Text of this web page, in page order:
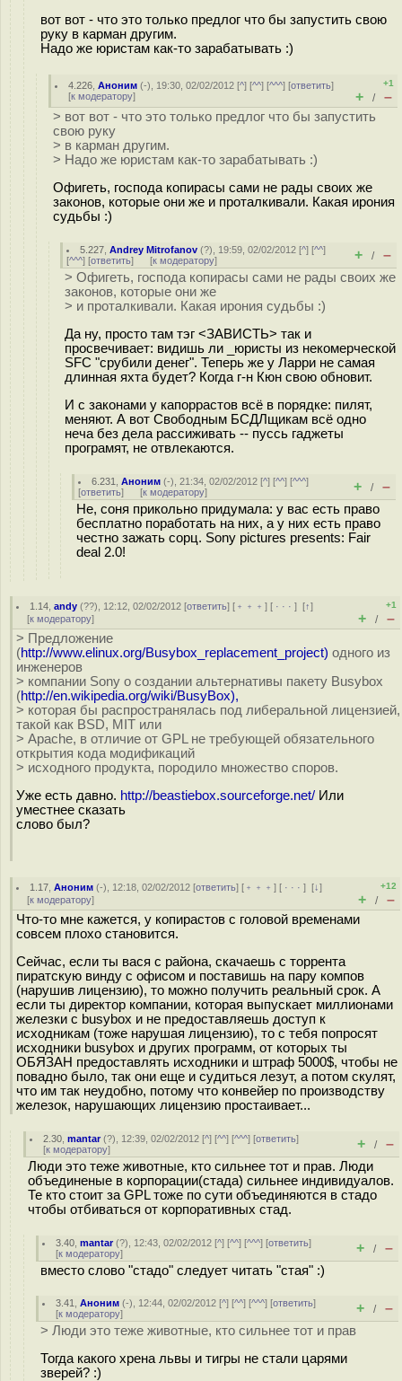
вот вот - что это только предлог что бы запустить свою
руку в карман другим.
Надо же юристам как-то зарабатывать :)
4.226 ,Аноним (-), 19:30, 02/02/2012 [^] [^^] [^^^] [ответить]
[к модератору]
+1
+ / –
> вот вот - что это только предлог что бы запустить
свою руку
> в карман другим.
> Надо же юристам как-то зарабатывать :)
Офигеть, господа копирасы сами не рады своих же
законов, которые они же и проталкивали. Какая ирония
судьбы :)
5.227 ,Andrey Mitrofanov (?), 19:59, 02/02/2012 [^] [^^]
[^^^] [ответить] [к модератору] + / –
> Офигеть, господа копирасы сами не рады своих же
законов, которые они же
> и проталкивали. Какая ирония судьбы :)
Да ну, просто там тэг <ЗАВИСТЬ> так и
просвечивает: видишь ли _юристы из некомерческой
SFC "срубили денег". Теперь же у Ларри не самая
длинная яхта будет? Когда г-н Кюн свою обновит.
И с законами у капоррастов всё в порядке: пилят,
меняют. А вот Свободным БСДЛщикам всё одно
неча без дела рассиживать -- пуссь гаджеты
програмят, не отвлекаются.
6.231 ,Аноним (-), 21:34, 02/02/2012 [^] [^^] [^^^]
[ответить] [к модератору] + / –
Не, соня прикольно придумала: у вас есть право
бесплатно поработать на них, а у них есть право
честно зажать сорц. Sony pictures presents: Fair
deal 2.0!
1.14 ,andy (??), 12:12, 02/02/2012 [ответить] [ ﹢﹢﹢] [ · · ·][↑]
[к модератору]
+1
+ / –
> Предложение
(http://www.elinux.org/Busybox_replacement_project) одного из
инженеров
> компании Sony о создании альтернативы пакету Busybox
(http://en.wikipedia.org/wiki/BusyBox),
> которая бы распространялась под либеральной лицензией,
такой как BSD, MIT или
> Apache, в отличие от GPL не требующей обязательного
открытия кода модификаций
> исходного продукта, породило множество споров.
Уже есть давно. http://beastiebox.sourceforge.net/ Или
уместнее сказать
слово был?
1.17 ,Аноним (-), 12:18, 02/02/2012 [ответить] [ ﹢﹢﹢] [ · · ·][↓]
[к модератору]
+12
+ / –
Что-то мне кажется, у копирастов с головой временами
совсем плохо становится.
Сейчас, если ты вася с района, скачаешь с торрента
пиратскую винду с офисом и поставишь на пару компов
(нарушив лицензию), то можно получить реальный срок. А
если ты директор компании, которая выпускает миллионами
железки с busybox и не предоставляешь доступ к
исходникам (тоже нарушая лицензию), то с тебя попросят
исходники busybox и других программ, от которых ты
ОБЯЗАН предоставлять исходники и штраф 5000$, чтобы не
повадно было, так они еще и судиться лезут, а потом скулят,
что им так неудобно, потому что конвейер по производству
железок, нарушающих лицензию простаивает...
2.30 ,mantar(?), 12:39, 02/02/2012 [^] [^^] [^^^] [ответить]
[к модератору] + / –
Люди это теже животные, кто сильнее тот и прав. Люди
объединеные в корпорации(стада) сильнее индивидуалов.
Те кто стоит за GPL тоже по сути объединяются в стадо
чтобы отбиваться от корпоративных стад.
3.40 ,mantar(?), 12:43, 02/02/2012 [^] [^^] [^^^] [ответить]
[к модератору] + / –
вместо слово "стадо" следует читать "стая" :)
3.41 ,Аноним (-), 12:44, 02/02/2012 [^] [^^] [^^^] [ответить]
[к модератору] + / –
> Люди это теже животные, кто сильнее тот и прав
Тогда какого хрена львы и тигры не стали царями
зверей? :)